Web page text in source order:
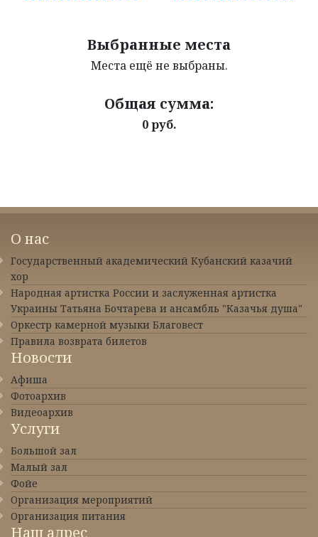
Выбранные места
Места ещё не выбраны.
Общая сумма:
0 руб.
О нас
Государственный академический Кубанский казачий
хор
Народная артистка России и заслуженная артистка
Украины Татьяна Бочтарева и ансамбль "Казачья душа"
Оркестр камерной музыки Благовест
Правила возврата билетов
Новости
Афиша
Фотоархив
Видеоархив
Услуги
Большой зал
Малый зал
Фойе
Организация мероприятий
Организация питания
Наш адрес